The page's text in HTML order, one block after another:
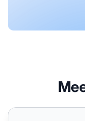
Hoe maak je een